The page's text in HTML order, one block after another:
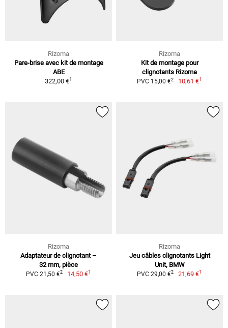
Rizoma
Pare-brise avec kit de montage
ABE
322,00 €1
Rizoma
Kit de montage pour
clignotants Rizoma
PVC 15,00 €2 10,61 €1
Rizoma
Adaptateur de clignotant –
32 mm, pièce
PVC 21,50 €2 14,50 €1
Rizoma
Jeu câbles clignotants Light
Unit, BMW
PVC 29,00 €2 21,69 €1